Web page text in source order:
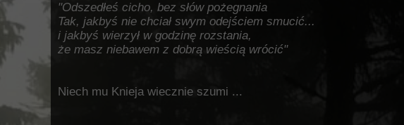
"Odszedłeś cicho, bez słów pożegnania
Tak, jakbyś nie chciał swym odejściem smucić...
i jakbyś wierzył w godzinę rozstania,
że masz niebawem z dobrą wieścią wrócić"
Niech mu Knieja wiecznie szumi ...